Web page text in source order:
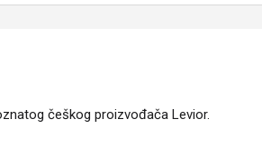
češkog proizvođača Levior.